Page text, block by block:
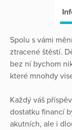
Spolu s vámi
ztracené štěstí.
bez ní bychom
které mnohdy
Každý váš
dostatku financí
akutních, ale i